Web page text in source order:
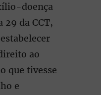
doença
29 da CCT,
ao
que tivesse
e